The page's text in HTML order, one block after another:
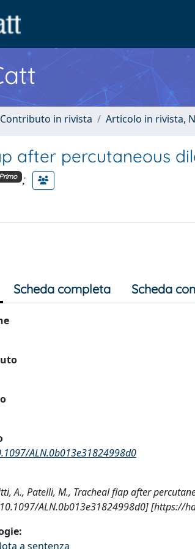
in rivista Articolo in rivista,
after percutaneous
Primo ;
Scheda completa Scheda
ALN.0b013e31824998d0
A., Patelli, M., Tracheal flap after
ALN.0b013e31824998d0] [https://
a sentenza